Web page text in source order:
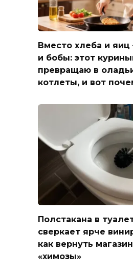
Вместо хлеба и яиц
и бобы: этот
превращаю в
котлеты, и вот
Полстакана в
сверкает ярче
как вернуть
«химозы»